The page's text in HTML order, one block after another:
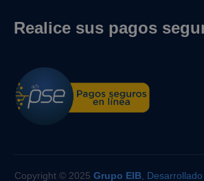
Realice sus pagos
Copyright © 2025 Grupo EIB,